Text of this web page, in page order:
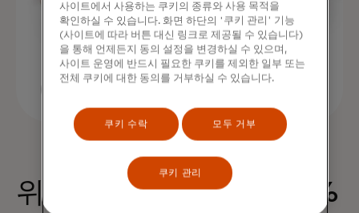
위젯 하나로 구매 68%(%
사이트에서 사용하는 쿠키의 종류와 사용 목적을
확인하실 수 있습니다. 화면 하단의 '쿠키 관리' 기능
(사이트에 따라 버튼 대신 링크로 제공될 수 있습니다)
을 통해 언제든지 동의 설정을 변경하실 수 있으며,
사이트 운영에 반드시 필요한 쿠키를 제외한 일부 또는
전체 쿠키에 대한 동의를 거부하실 수 있습니다.
쿠키 수락 모두 거부
쿠키 관리